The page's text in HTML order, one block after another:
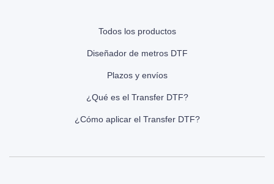
Todos los productos
Diseñador de metros DTF
Plazos y envíos
¿Qué es el Transfer DTF?
¿Cómo aplicar el Transfer DTF?